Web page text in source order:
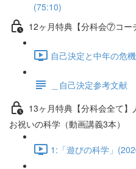
(75:10)
12ヶ月特典【分科会⑦コー
自己決定と中年の危
＿自己決定参考文献
13ヶ月特典【分科会全て】
お祝いの科学（動画講義3本）
1:「遊びの科学」